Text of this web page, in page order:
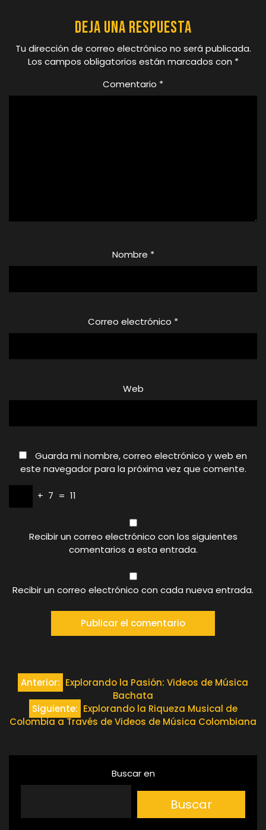
Deja una respuesta
Tu dirección de correo electrónico no será publicada.
Los campos obligatorios están marcados con *
Comentario *
Nombre *
Correo electrónico *
Web
Guarda mi nombre, correo electrónico y web en
este navegador para la próxima vez que comente.
+ 7 = 11
Recibir un correo electrónico con los siguientes
comentarios a esta entrada.
Recibir un correo electrónico con cada nueva entrada.
Navegación
entradas
Anterior: Explorando la Pasión: Videos de Música
Bachata
Siguiente: Explorando la Riqueza Musical de
Colombia a Través de Videos de Música Colombiana
Buscar en
Buscar